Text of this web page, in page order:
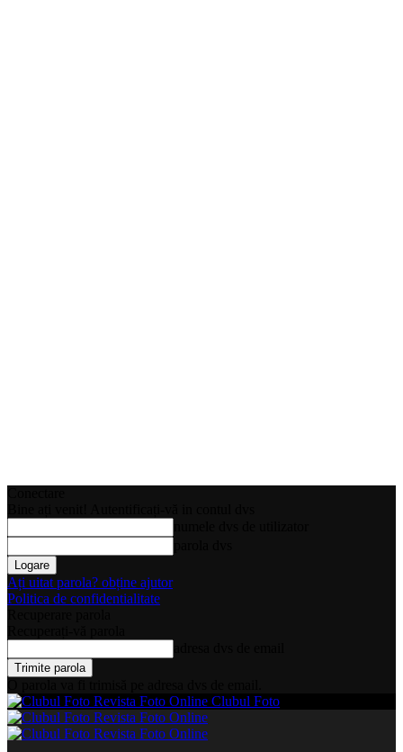
Ați uitat parola? obține ajutor
Politica de confidentialitate
Clubul Foto